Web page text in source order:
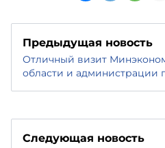
Предыдущая новость
Отличный визит
области и администрации
Следующая новость